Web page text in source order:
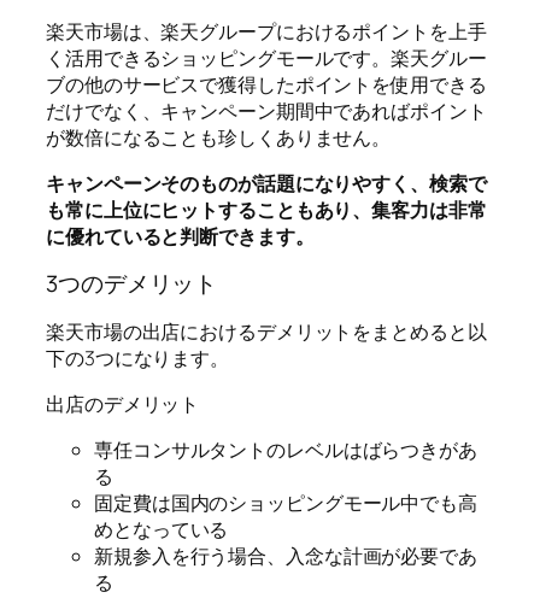
楽天市場は、楽天グループにおけるポイントを上手
く活用できるショッピングモールです。楽天グルー
ブの他のサービスで獲得したポイントを使用できる
だけでなく、キャンペーン期間中であればポイント
が数倍になることも珍しくありません。
キャンペーンそのものが話題になりやすく、検索で
も常に上位にヒットすることもあり、集客力は非常
に優れていると判断できます。
3つのデメリット
楽天市場の出店におけるデメリットをまとめると以
下の3つになります。
出店のデメリット
専任コンサルタントのレベルはばらつきがあ
る
固定費は国内のショッピングモール中でも高
めとなっている
新規参入を行う場合、入念な計画が必要であ
る